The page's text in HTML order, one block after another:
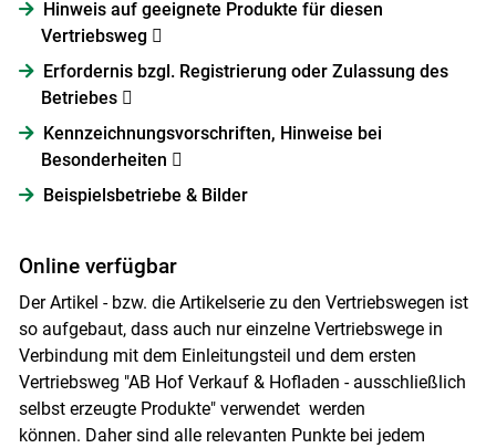
Hinweis auf geeignete Produkte für diesen
Vertriebsweg 
Erfordernis bzgl. Registrierung oder Zulassung des
Betriebes 
Kennzeichnungsvorschriften, Hinweise bei
Besonderheiten 
Beispielsbetriebe & Bilder
Online verfügbar
Der Artikel - bzw. die Artikelserie zu den Vertriebswegen ist
so aufgebaut, dass auch nur einzelne Vertriebswege in
Verbindung mit dem Einleitungsteil und dem ersten
Vertriebsweg "AB Hof Verkauf & Hofladen - ausschließlich
selbst erzeugte Produkte" verwendet werden
können. Daher sind alle relevanten Punkte bei jedem